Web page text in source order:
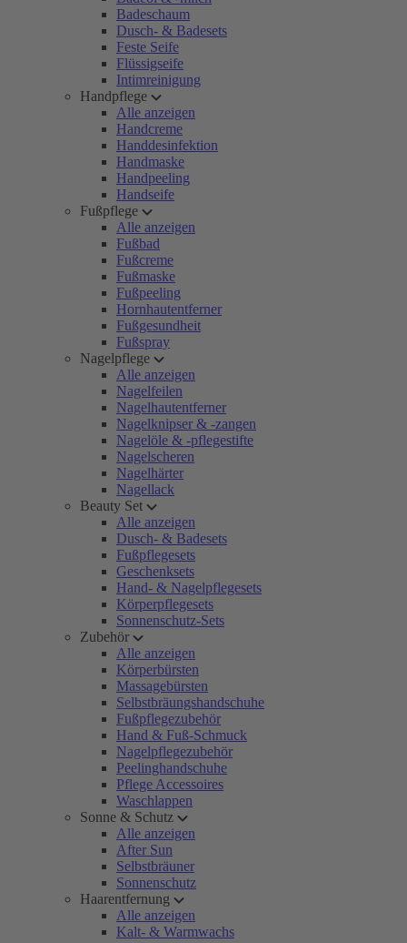
Badeschaum
Dusch- & Badesets
Feste Seife
Flüssigseife
Intimreinigung
Handpflege
Alle anzeigen
Handcreme
Handdesinfektion
Handmaske
Handpeeling
Handseife
Fußpflege
Alle anzeigen
Fußbad
Fußcreme
Fußmaske
Fußpeeling
Hornhautentferner
Fußgesundheit
Fußspray
Nagelpflege
Alle anzeigen
Nagelfeilen
Nagelhautentferner
Nagelknipser & -zangen
Nagelöle & -pflegestifte
Nagelscheren
Nagelhärter
Nagellack
Beauty Set
Alle anzeigen
Dusch- & Badesets
Fußpflegesets
Geschenksets
Hand- & Nagelpflegesets
Körperpflegesets
Sonnenschutz-Sets
Zubehör
Alle anzeigen
Körperbürsten
Massagebürsten
Selbstbräungshandschuhe
Fußpflegezubehör
Hand & Fuß-Schmuck
Nagelpflegezubehör
Peelinghandschuhe
Pflege Accessoires
Waschlappen
Sonne & Schutz
Alle anzeigen
After Sun
Selbstbräuner
Sonnenschutz
Haarentfernung
Alle anzeigen
Kalt- & Warmwachs